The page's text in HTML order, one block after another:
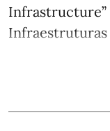
Infrastructure”
Infraestruturas